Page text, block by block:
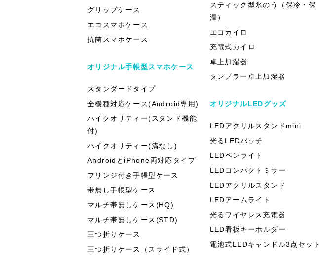
グリップケース
エコスマホケース
抗菌スマホケース
オリジナル手帳型スマホケース
スタンダードタイプ
全機種対応ケース(Android専用)
ハイクオリティー(スタンド機能
付)
ハイクオリティー(溝なし)
AndroidとiPhone両対応タイプ
フリンジ付き手帳型ケース
帯無し手帳型ケース
マルチ帯無しケース(HQ)
マルチ帯無しケース(STD)
三つ折りケース
三つ折りケース（スライド式）
スティック型氷のう（保冷・保
温）
エコカイロ
充電式カイロ
卓上加湿器
タンブラー卓上加湿器
オリジナルLEDグッズ
LEDアクリルスタンドmini
光るLEDバッチ
LEDペンライト
LEDコンパクトミラー
LEDアクリルスタンド
LEDアームライト
光るワイヤレス充電器
LED看板キーホルダー
電池式LEDキャンドル3点セット